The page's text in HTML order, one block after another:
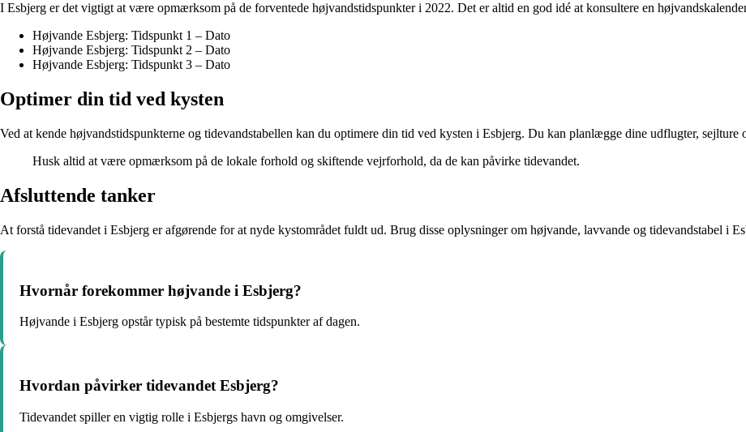
I Esbjerg er det vigtigt at være opmærksom på de forventede højvandstidspunkter i 2022. Det er altid en god idé at konsultere en
Højvande Esbjerg: Tidspunkt 1 – Dato
Højvande Esbjerg: Tidspunkt 2 – Dato
Højvande Esbjerg: Tidspunkt 3 – Dato
Optimer din tid ved kysten
Ved at kende højvandstidspunkterne og tidevandstabellen kan du optimere din tid ved kysten i Esbjerg. Du kan planlægge dine udflugter, sejlture
Husk altid at være opmærksom på de lokale forhold og skiftende vejrforhold, da de kan påvirke tidevandet.
Afsluttende tanker
At forstå tidevandet i Esbjerg er afgørende for at nyde kystområdet fuldt ud. Brug disse oplysninger om højvande, lavvande og tidevandstabel i
Hvornår forekommer højvande i Esbjerg?
Højvande i Esbjerg opstår typisk på bestemte tidspunkter af dagen.
Hvordan påvirker tidevandet Esbjerg?
Tidevandet spiller en vigtig rolle i Esbjergs havn og omgivelser.